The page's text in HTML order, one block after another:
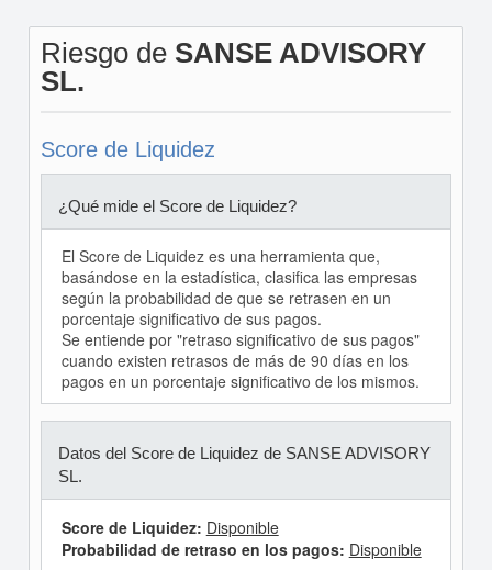
Riesgo de SANSE ADVISORY
SL.
Score de Liquidez
¿Qué mide el Score de Liquidez?
El Score de Liquidez es una herramienta que,
basándose en la estadística, clasifica las empresas
según la probabilidad de que se retrasen en un
porcentaje significativo de sus pagos.
Se entiende por "retraso significativo de sus pagos"
cuando existen retrasos de más de 90 días en los
pagos en un porcentaje significativo de los mismos.
Datos del Score de Liquidez de SANSE ADVISORY
SL.
Score de Liquidez: Disponible
Probabilidad de retraso en los pagos: Disponible